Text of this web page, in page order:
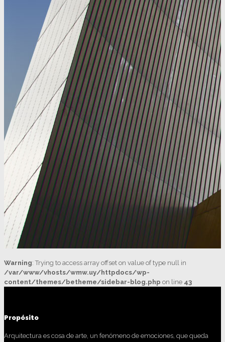
Warning: Trying to access array offset on value of type null in
/var/www/vhosts/wmw.uy/httpdocs/wp-
content/themes/betheme/sidebar-blog.php on line 43
Propósito
Arquitectura es cosa de arte, un fenómeno de emociones, que queda